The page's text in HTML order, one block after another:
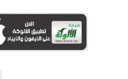
أكبر مشروع إسلامي في ريف